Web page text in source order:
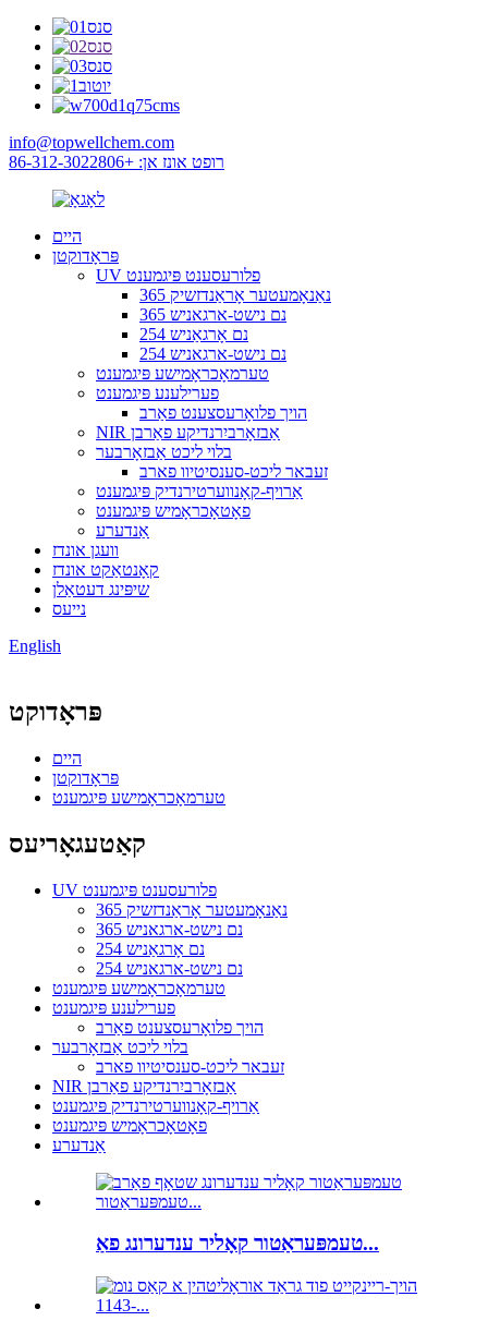
info@topwellchem.com
רופט אונז אן: +86-312-3022806
היים
פּראָדוקטן
UV פלורעסענט פּיגמענט
365 נאַנאָמעטער אָראַנדזשיק
365 נם נישט-ארגאניש
254 נם אָרגאַניש
254 נם נישט-ארגאניש
טערמאָכראָמישע פּיגמענט
פערילענע פּיגמענט
הויך פלואָרעסצענט פאַרב
NIR אַבזאָרביִרנדיקע פאַרבן
בלוי ליכט אַבזאָרבער
זעבאר ליכט-סענסיטיוו פארב
אַרויף-קאָנווערטירנדיק פּיגמענט
פאָטאָכראָמיש פּיגמענט
אַנדערע
וועגן אונדז
קאָנטאַקט אונדז
שיפּינג דעטאַלן
נייעס
English
פּראָדוקט
היים
פּראָדוקטן
טערמאָכראָמישע פּיגמענט
קאַטעגאָריעס
UV פלורעסענט פּיגמענט
365 נאַנאָמעטער אָראַנדזשיק
365 נם נישט-ארגאניש
254 נם אָרגאַניש
254 נם נישט-ארגאניש
טערמאָכראָמישע פּיגמענט
פערילענע פּיגמענט
הויך פלואָרעסצענט פאַרב
בלוי ליכט אַבזאָרבער
זעבאר ליכט-סענסיטיוו פארב
NIR אַבזאָרביִרנדיקע פאַרבן
אַרויף-קאָנווערטירנדיק פּיגמענט
פאָטאָכראָמיש פּיגמענט
אַנדערע
טעמפּעראַטור קאָליר ענדערונג פאַ...